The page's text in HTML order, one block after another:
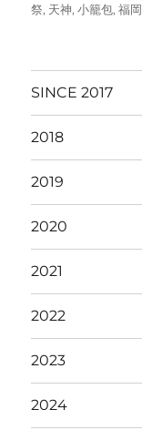
稿 テ
祭, 天神,小籠包,福岡
SINCE 2017
2018
2019
2020
2021
2022
2023
2024